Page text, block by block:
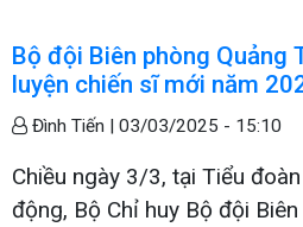
Bộ đội Biên phòng Quảng
luyện chiến sĩ mới năm
Đình Tiến | 03/03/2025 - 15:10
Chiều ngày 3/3, tại Tiểu
động, Bộ Chỉ huy Bộ đội